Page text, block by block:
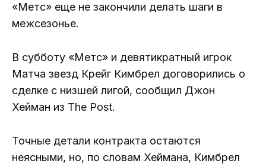
«Метс» еще не закончили делать шаги в
межсезонье.
В субботу «Метс» и девятикратный игрок
Матча звезд Крейг Кимбрел договорились о
сделке с низшей лигой, сообщил Джон
Хейман из The Post.
Точные детали контракта остаются
неясными, но, по словам Хеймана, Кимбрел